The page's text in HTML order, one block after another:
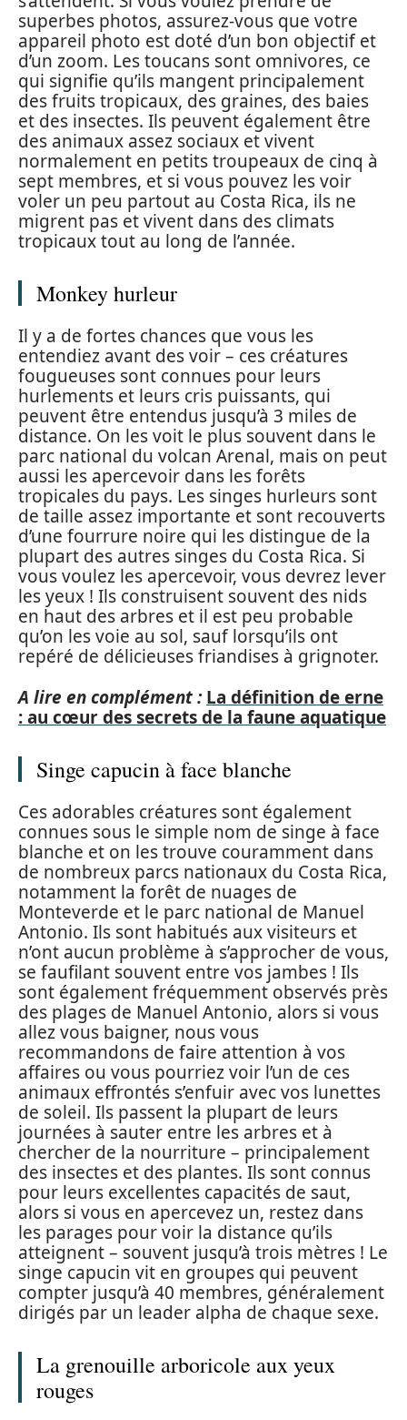
superbes photos, assurez-vous que votre
appareil photo est doté d’un bon objectif et
d’un zoom. Les toucans sont omnivores, ce
qui signifie qu’ils mangent principalement
des fruits tropicaux, des graines, des baies
et des insectes. Ils peuvent également être
des animaux assez sociaux et vivent
normalement en petits troupeaux de cinq à
sept membres, et si vous pouvez les voir
voler un peu partout au Costa Rica, ils ne
migrent pas et vivent dans des climats
tropicaux tout au long de l’année.
Monkey hurleur
Il y a de fortes chances que vous les
entendiez avant des voir – ces créatures
fougueuses sont connues pour leurs
hurlements et leurs cris puissants, qui
peuvent être entendus jusqu’à 3 miles de
distance. On les voit le plus souvent dans le
parc national du volcan Arenal, mais on peut
aussi les apercevoir dans les forêts
tropicales du pays. Les singes hurleurs sont
de taille assez importante et sont recouverts
d’une fourrure noire qui les distingue de la
plupart des autres singes du Costa Rica. Si
vous voulez les apercevoir, vous devrez lever
les yeux ! Ils construisent souvent des nids
en haut des arbres et il est peu probable
qu’on les voie au sol, sauf lorsqu’ils ont
repéré de délicieuses friandises à grignoter.
A lire en complément : La définition de erne
: au cœur des secrets de la faune aquatique
Singe capucin à face blanche
Ces adorables créatures sont également
connues sous le simple nom de singe à face
blanche et on les trouve couramment dans
de nombreux parcs nationaux du Costa Rica,
notamment la forêt de nuages de
Monteverde et le parc national de Manuel
Antonio. Ils sont habitués aux visiteurs et
n’ont aucun problème à s’approcher de vous,
se faufilant souvent entre vos jambes ! Ils
sont également fréquemment observés près
des plages de Manuel Antonio, alors si vous
allez vous baigner, nous vous
recommandons de faire attention à vos
affaires ou vous pourriez voir l’un de ces
animaux effrontés s’enfuir avec vos lunettes
de soleil. Ils passent la plupart de leurs
journées à sauter entre les arbres et à
chercher de la nourriture – principalement
des insectes et des plantes. Ils sont connus
pour leurs excellentes capacités de saut,
alors si vous en apercevez un, restez dans
les parages pour voir la distance qu’ils
atteignent – souvent jusqu’à trois mètres ! Le
singe capucin vit en groupes qui peuvent
compter jusqu’à 40 membres, généralement
dirigés par un leader alpha de chaque sexe.
La grenouille arboricole aux yeux
rouges